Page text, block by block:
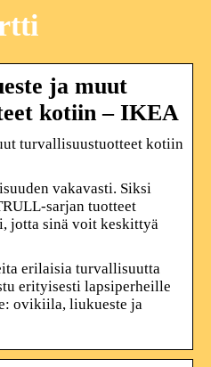
ja muut
kotiin – IKEA
turvallisuustuotteet kotiin
vakavasti. Siksi
sarjan tuotteet
jotta sinä voit keskittyä
erilaisia turvallisuutta
erityisesti lapsiperheille
ovikiila, liukueste ja